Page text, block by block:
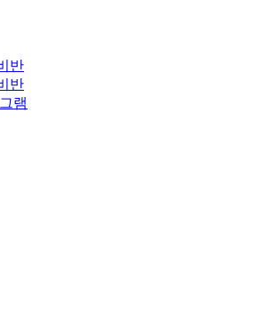
반
반
램